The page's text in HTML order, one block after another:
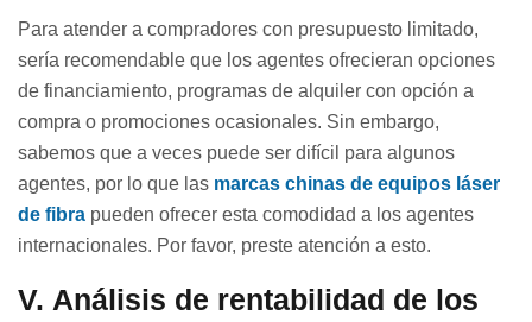
Para atender a compradores con presupuesto limitado,
sería recomendable que los agentes ofrecieran opciones
de financiamiento, programas de alquiler con opción a
compra o promociones ocasionales. Sin embargo,
sabemos que a veces puede ser difícil para algunos
agentes, por lo que las marcas chinas de equipos láser
de fibra pueden ofrecer esta comodidad a los agentes
internacionales. Por favor, preste atención a esto.
V. Análisis de rentabilidad de los